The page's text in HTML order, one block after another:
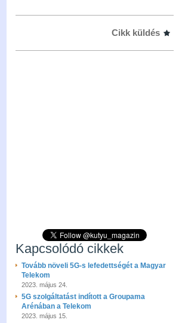
Cikk küldés
Kapcsolódó cikkek
Tovább növeli 5G-s lefedettségét a Magyar
Telekom
2023. május 24.
5G szolgáltatást indított a Groupama
Arénában a Telekom
2023. május 15.